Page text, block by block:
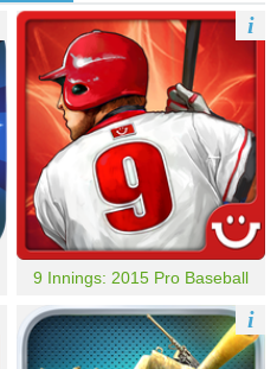
9 Innings: 2015 Pro Baseball
i
i